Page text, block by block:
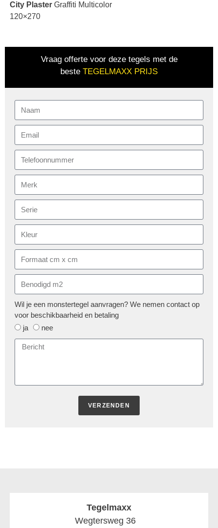
City Plaster Graffiti Multicolor
120×270
Vraag offerte voor deze tegels met de
beste TEGELMAXX PRIJS
Wil je een monstertegel aanvragen? We nemen contact op
voor beschikbaarheid en betaling
ja
nee
VERZENDEN
Tegelmaxx
Wegtersweg 36